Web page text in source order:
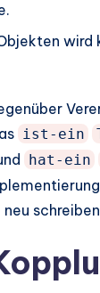
ist-ein
hat-ein